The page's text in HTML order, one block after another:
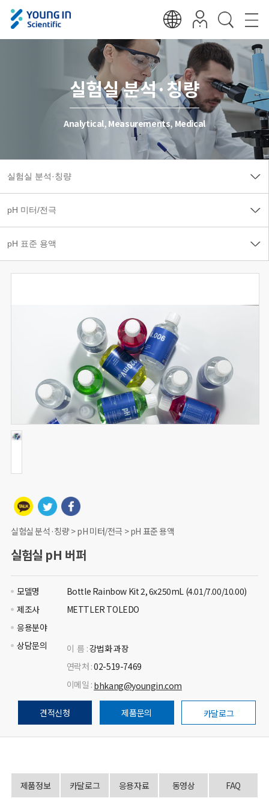
실험실 분석·칭량
Analytical, Measurements, Medical
실험실 분석·칭량 > pH 미터/전극 > pH 표준 용액
실험실 pH 버퍼
모델명
Bottle Rainbow Kit 2, 6x250mL (4.01/7.00/10.00)
제조사
METTLER TOLEDO
응용분야
상담문의
이 름 :강법화 과장
연락처 :02-519-7469
이메일 : bhkang@youngin.com
견적신청 제품문의 카달로그
제품정보 카달로그 응용자료 동영상 FAQ